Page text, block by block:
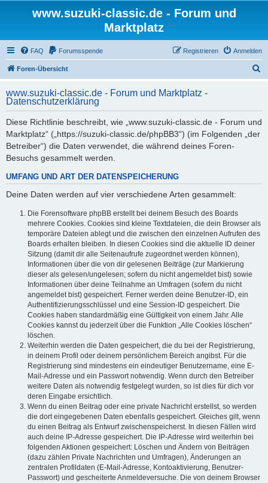
www.suzuki-classic.de - Forum und
Marktplatz
FAQ Forumsspende Anmelden
Registrieren
Foren-Übersicht
h
www.suzuki-classic.de - Forum und Marktplatz -
Datenschutzerklärung
Diese Richtlinie beschreibt, wie „www.suzuki-classic.de - Forum und
Marktplatz“ („https://suzuki-classic.de/phpBB3“) (im Folgenden „der
Betreiber“) die Daten verwendet, die während deines Foren-
Besuchs gesammelt werden.
UMFANG UND ART DER DATENSPEICHERUNG
Deine Daten werden auf vier verschiedene Arten gesammelt:
Die Forensoftware phpBB erstellt bei deinem Besuch des Boards
mehrere Cookies. Cookies sind kleine Textdateien, die dein Browser als
temporäre Dateien ablegt und die zwischen den einzelnen Aufrufen des
Boards erhalten bleiben. In diesen Cookies sind die aktuelle ID deiner
Sitzung (damit dir alle Seitenaufrufe zugeordnet werden können),
Informationen über die von dir gelesenen Beiträge (zur Markierung
dieser als gelesen/ungelesen; sofern du nicht angemeldet bist) sowie
Informationen über deine Teilnahme an Umfragen (sofern du nicht
angemeldet bist) gespeichert. Ferner werden deine Benutzer-ID, ein
Authentifizierungsschlüssel und eine Session-ID gespeichert. Die
Cookies haben standardmäßig eine Gültigkeit von einem Jahr. Alle
Cookies kannst du jederzeit über die Funktion „Alle Cookies löschen“
löschen.
Weiterhin werden die Daten gespeichert, die du bei der Registrierung,
in deinem Profil oder deinem persönlichem Bereich angibst. Für die
Registrierung sind mindestens ein eindeutiger Benutzername, eine E-
Mail-Adresse und ein Passwort notwendig. Wenn durch den Betreiber
weitere Daten als notwendig festgelegt wurden, so ist dies für dich vor
deren Eingabe ersichtlich.
Wenn du einen Beitrag oder eine private Nachricht erstellst, so werden
die dort eingegebenen Daten ebenfalls gespeichert. Gleiches gilt, wenn
du einen Beitrag als Entwurf zwischenspeicherst. In diesen Fällen wird
auch deine IP-Adresse gespeichert. Die IP-Adresse wird weiterhin bei
folgenden Aktionen gespeichert: Löschen und Ändern von Beiträgen
(dazu zählen Private Nachrichten und Umfragen), Änderungen an
zentralen Profildaten (E-Mail-Adresse, Kontoaktivierung, Benutzer-
Passwort) und gescheiterte Anmeldeversuche. Die von deinem Browser